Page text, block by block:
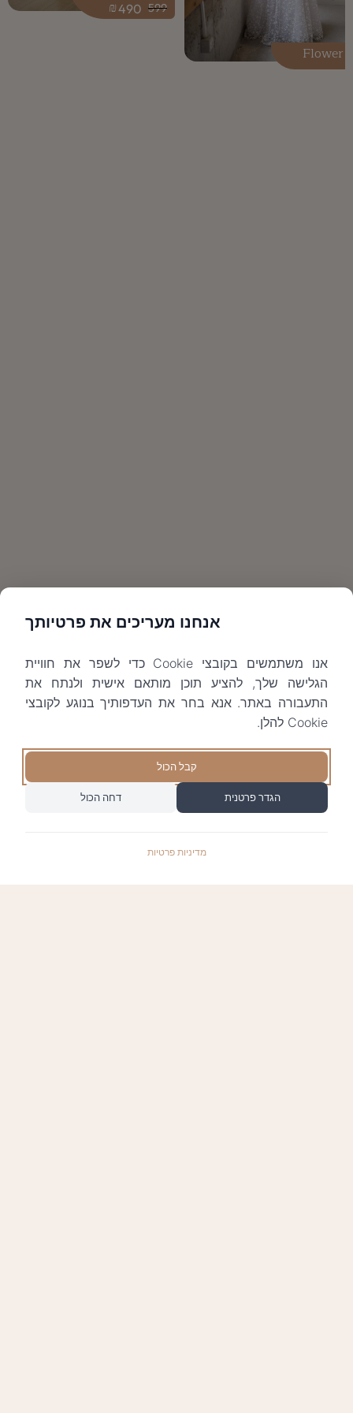
Flower
599
490
₪
אנחנו מעריכים את פרטיותך
אנו משתמשים בקובצי Cookie כדי לשפר את חוויית
הגלישה שלך, להציע תוכן מותאם אישית ולנתח את
התעבורה באתר. אנא בחר את העדפותיך בנוגע לקובצי
Cookie להלן.
קבל הכול
הגדר פרטנית דחה הכול
מדיניות פרטיות